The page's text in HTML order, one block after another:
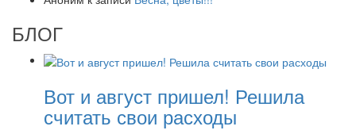
БЛОГ
Вот и август пришел! Решила
считать свои расходы